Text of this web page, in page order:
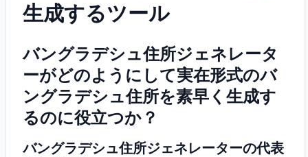
生成するツール
バングラデシュ住所ジェネレータ
ーがどのようにして実在形式のバ
ングラデシュ住所を素早く生成す
るのに役立つか？
バングラデシュ住所ジェネレーターの代表